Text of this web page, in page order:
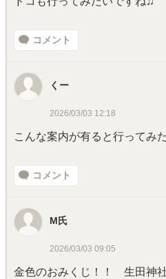
コメント
くー
2026/03/03 12:18
こんな案内が有ると行ってみ
コメント
M氏
2026/03/03 09:05
金色のおみくじ！！ 生田神社